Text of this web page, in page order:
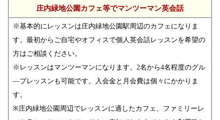
庄内緑地公園カフェ等でマンツーマン英会話
※基本的にレッスンは庄内緑地公園駅周辺のカフェになりま
す。最初からご自宅やオフィスで個人英会話レッスンを希望の
方はご相談ください。
※レッスンはマンツーマンになります。2名から4名程度のグル
―プレッスンも可能です。入会金と月会費は個々にかかりま
す。
※庄内緑地公園周辺でレッスンに適したカフェ、ファミリーレ